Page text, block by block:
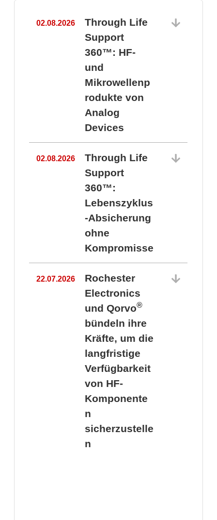
02.08.2026
Through Life
Support
360™: HF-
und
Mikrowellenp
rodukte von
Analog
Devices
02.08.2026
Through Life
Support
360™:
Lebenszyklus
-Absicherung
ohne
Kompromisse
22.07.2026
Rochester
Electronics
und Qorvo®
bündeln ihre
Kräfte, um die
langfristige
Verfügbarkeit
von HF-
Komponente
n
sicherzustelle
n